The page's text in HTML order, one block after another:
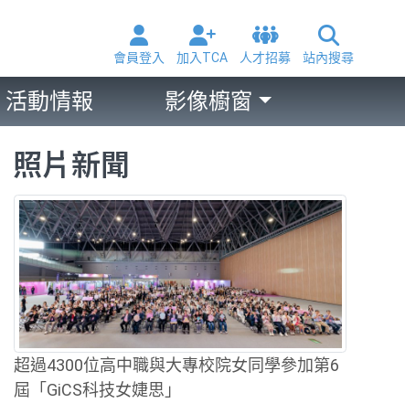
會員登入 加入TCA 人才招募 站內搜尋
活動情報 影像櫥窗
照片新聞
超過4300位高中職與大專校院女同學參加第6
屆「GiCS科技女婕思」